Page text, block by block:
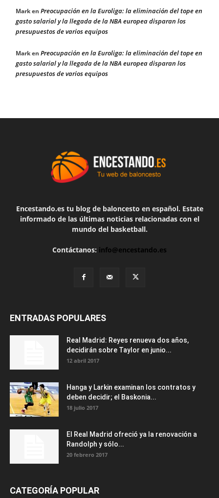
Marken Preocupación en la Euroliga: la eliminación del tope en
gasto salarial y la llegada de la NBA europea disparan los
presupuestos de varios equipos
Marken Preocupación en la Euroliga: la eliminación del tope en
gasto salarial y la llegada de la NBA europea disparan los
presupuestos de varios equipos
Encestando.es tu blog de baloncesto en español. Estate
informado de las últimas noticias relacionadas con el
mundo del basketball.
Contáctanos: info@encestando.es
ENTRADAS POPULARES
Real Madrid: Reyes renueva dos años,
decidirán sobre Taylor en junio...
12 abril 2017
Hanga y Larkin examinan los contratos y
deben decidir; el Baskonia...
18 julio 2017
El Real Madrid ofreció ya la renovación a
Randolph y sólo...
20 febrero 2017
CATEGORÍA POPULAR